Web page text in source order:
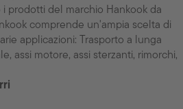
prodotti del marchio Hankook da
comprende un'ampia scelta di
applicazioni: Trasporto a lunga
assi motore, assi sterzanti, rimorchi,